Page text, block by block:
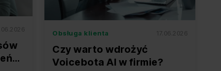
Obsługa klienta 17.06.2026
Czy warto wdrożyć
Voicebota AI w firmie?